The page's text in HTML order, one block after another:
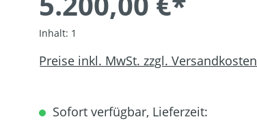
Inhalt: 1
Preise inkl. MwSt. zzgl. Versandkosten
Sofort verfügbar, Lieferzeit: